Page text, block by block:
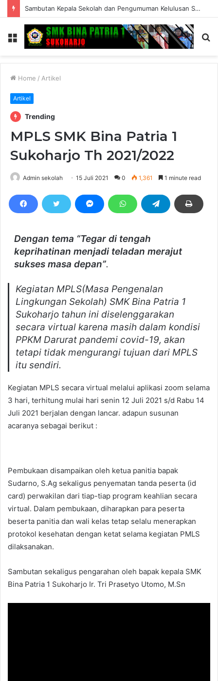
Sambutan Kepala Sekolah dan Pengumuman Kelulusan SMK Bina Patria 1 Sukoharjo Tahun Ajaran 2025/2026
Menu
Home / Artikel
Artikel
Trending
MPLS SMK Bina Patria 1
Sukoharjo Th 2021/2022
Admin sekolah 15 Juli 2021 0 1,361 1 minute read
Dengan tema “Tegar di tengah
keprihatinan menjadi teladan merajut
sukses masa depan”.
Kegiatan MPLS(Masa Pengenalan
Lingkungan Sekolah) SMK Bina Patria 1
Sukoharjo tahun ini diselenggarakan
secara virtual karena masih dalam kondisi
PPKM Darurat pandemi covid-19, akan
tetapi tidak mengurangi tujuan dari MPLS
itu sendiri.
Kegiatan MPLS secara virtual melalui aplikasi zoom selama
3 hari, terhitung mulai hari senin 12 Juli 2021 s/d Rabu 14
Juli 2021 berjalan dengan lancar. adapun susunan
acaranya sebagai berikut :
Pembukaan disampaikan oleh ketua panitia bapak
Sudarno, S.Ag sekaligus penyematan tanda peserta (id
card) perwakilan dari tiap-tiap program keahlian secara
virtual. Dalam pembukaan, diharapkan para peserta
beserta panitia dan wali kelas tetap selalu menerapkan
protokol kesehatan dengan ketat selama kegiatan PMLS
dilaksanakan.
Sambutan sekaligus pengarahan oleh bapak kepala SMK
Bina Patria 1 Sukoharjo Ir. Tri Prasetyo Utomo, M.Sn